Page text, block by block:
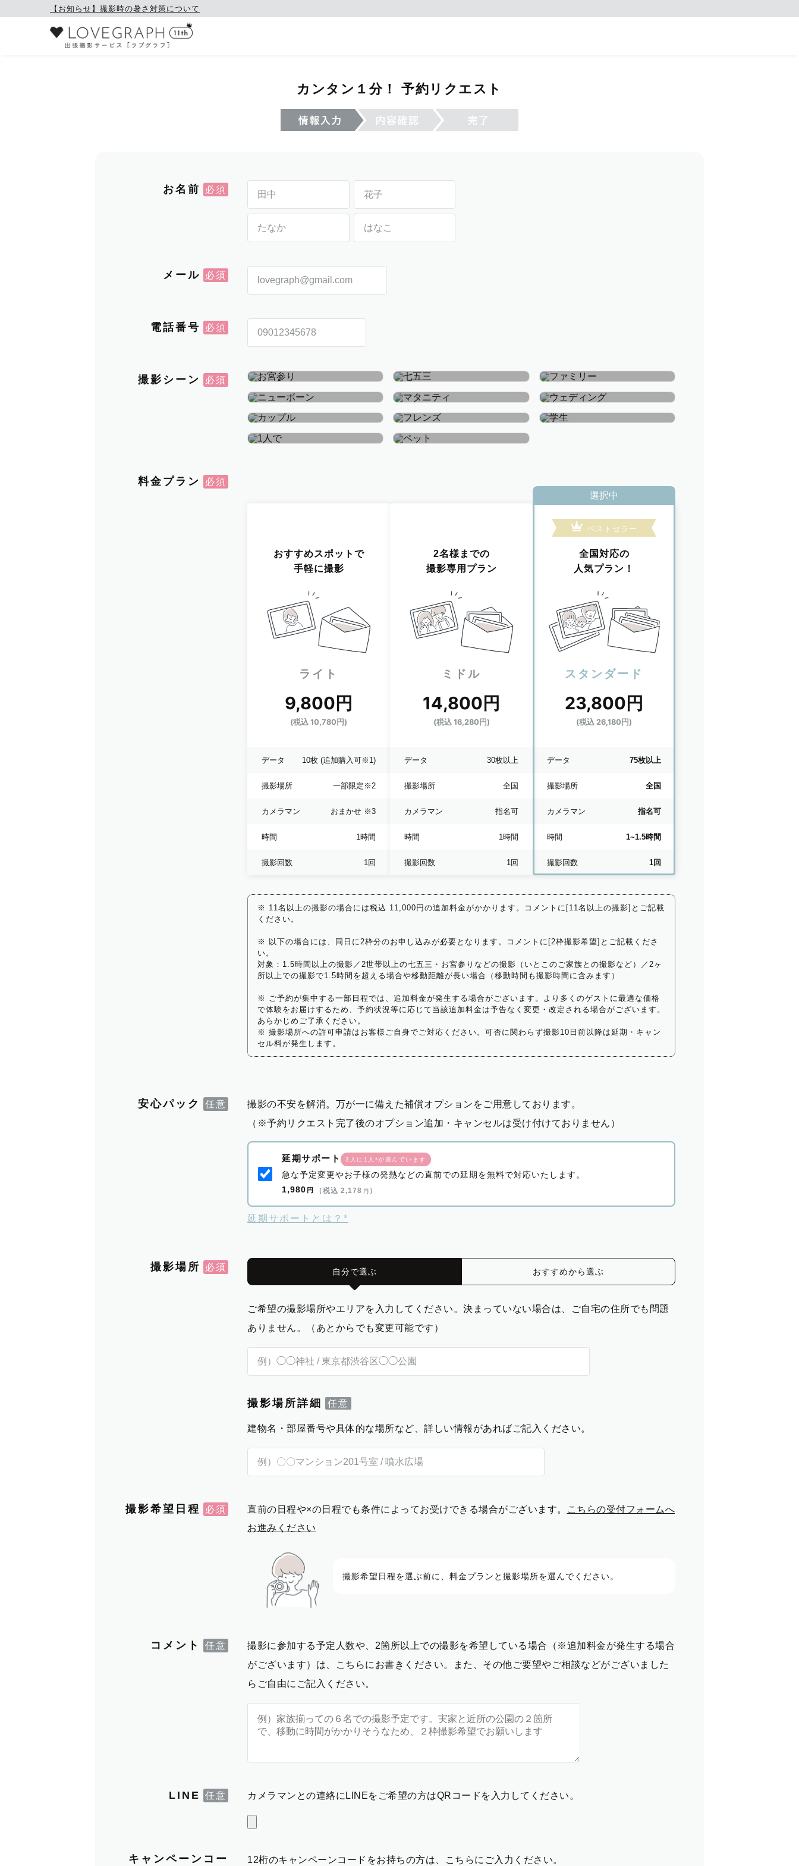
【お知らせ】撮影時の暑さ対策について
カンタン１分！ 予約リクエスト
お名前
メール
電話番号
撮影シーン
お宮参り・お食い初め
七五三
ファミリー
ニューボーン
マタニティ
ウェディング
料金プラン
おすすめスポットで
手軽に撮影
ライト
9,800円
(税込 10,780円)
データ 10枚 (追加購入可※1)
撮影場所 一部限定 ※2
カメラマン おまかせ ※3
時間 1時間
撮影回数 1回
2名様までの
撮影専用プラン
ミドル
14,800円
(税込 16,280円)
データ 30枚以上
撮影場所 全国
カメラマン 指名可
時間 1時間
撮影回数 1回
選択中
ベストセラー
全国対応の
人気プラン！
スタンダード
23,800円
(税込 26,180円)
データ 75枚以上
撮影場所 全国
カメラマン 指名可
時間 1~1.5時間
撮影回数 1回
※ 11名以上の撮影の場合には税込 11,000円の追加料金がかかります。コメントに[11名以上の撮影]とご記載
ください。
※ 以下の場合には、同日に2枠分のお申し込みが必要となります。コメントに[2枠撮影希望]とご記載くださ
い。
対象：1.5時間以上の撮影／2世帯以上の七五三・お宮参りなどの撮影（いとこのご家族との撮影など）／2ヶ
所以上での撮影で1.5時間を超える場合や移動距離が長い場合（移動時間も撮影時間に含みます）
※ ご予約が集中する一部日程では、追加料金が発生する場合がございます。より多くのゲストに最適な価格
で体験をお届けするため、予約状況等に応じて当該追加料金は予告なく変更・改定される場合がございます。
あらかじめご了承ください。
※ 撮影場所への許可申請はお客様ご自身でご対応ください。可否に関わらず撮影10日前以降は延期・キャン
セル料が発生します。
安心パック
撮影の不安を解消。万が一に備えた補償オプションをご用意しております。
（※予約リクエスト完了後のオプション追加・キャンセルは受け付けておりません）
延期サポート 3人に1人*が選んでいます
急な予定変更やお子様の発熱などの直前での延期を無料で対応いたします。
1,980 円 （税込 2,178 円 ）
延期サポートとは？*
撮影場所 自分で選ぶ おすすめから選ぶ
ご希望の撮影場所やエリアを入力してください。決まっていない場合は、ご自宅の住所でも問題
ありません。（あとからでも変更可能です）
撮影場所詳細
建物名・部屋番号や具体的な場所など、詳しい情報があればご記入ください。
撮影希望日程 直前の日程や×の日程でも条件によってお受けできる場合がございます。
こちらの受付フォームへ
お進みください
撮影希望日程を選ぶ前に、料金プランと撮影場所を選んでください。
コメント
撮影に参加する予定人数や、2箇所以上での撮影を希望している場合（※追加料金が発生する場合
がございます）は、こちらにお書きください。また、その他ご要望やご相談などがございました
らご自由にご記入ください。
LINE カメラマンとの連絡にLINEをご希望の方はQRコードを入力してください。
キャンペーンコー 12桁のキャンペーンコードをお持ちの方は、こちらにご入力ください。